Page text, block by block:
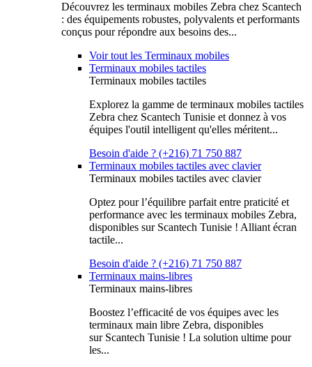
Découvrez les terminaux mobiles Zebra chez Scantech
: des équipements robustes, polyvalents et performants
conçus pour répondre aux besoins des...
Voir tout les Terminaux mobiles
Terminaux mobiles tactiles
Terminaux mobiles tactiles
Explorez la gamme de terminaux mobiles tactiles
Zebra chez Scantech Tunisie et donnez à vos
équipes l'outil intelligent qu'elles méritent...
Besoin d'aide ? (+216) 71 750 887
Terminaux mobiles tactiles avec clavier
Terminaux mobiles tactiles avec clavier
Optez pour l’équilibre parfait entre praticité et
performance avec les terminaux mobiles Zebra,
disponibles sur Scantech Tunisie ! Alliant écran
tactile...
Besoin d'aide ? (+216) 71 750 887
Terminaux mains-libres
Terminaux mains-libres
Boostez l’efficacité de vos équipes avec les
terminaux main libre Zebra, disponibles
sur Scantech Tunisie ! La solution ultime pour
les...